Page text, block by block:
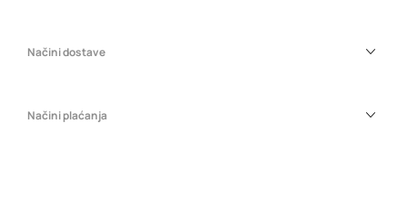
Načini dostave
Načini plaćanja